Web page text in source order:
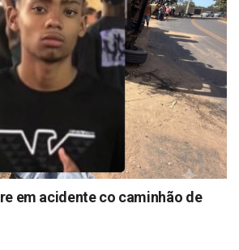
em acidente co caminhão de